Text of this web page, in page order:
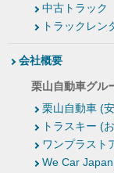
中古トラック
トラックレン
会社概要
栗山自動車グル
栗山自動車 (
トラスキー (
ワンプラスト
We Car